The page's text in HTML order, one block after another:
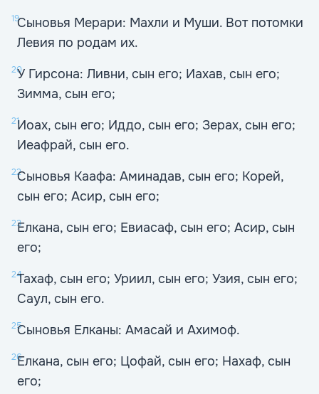
19Сыновья Мерари: Махли и Муши. Вот потомки
Левия по родам их.
20У Гирсона: Ливни, сын его; Иахав, сын его;
Зимма, сын его;
21Иоах, сын его; Иддо, сын его; Зерах, сын его;
Иеафрай, сын его.
22Сыновья Каафа: Аминадав, сын его; Корей,
сын его; Асир, сын его;
23Елкана, сын его; Евиасаф, сын его; Асир, сын
его;
24Тахаф, сын его; Уриил, сын его; Узия, сын его;
Саул, сын его.
25Сыновья Елканы: Амасай и Ахимоф.
26Елкана, сын его; Цофай, сын его; Нахаф, сын
его;